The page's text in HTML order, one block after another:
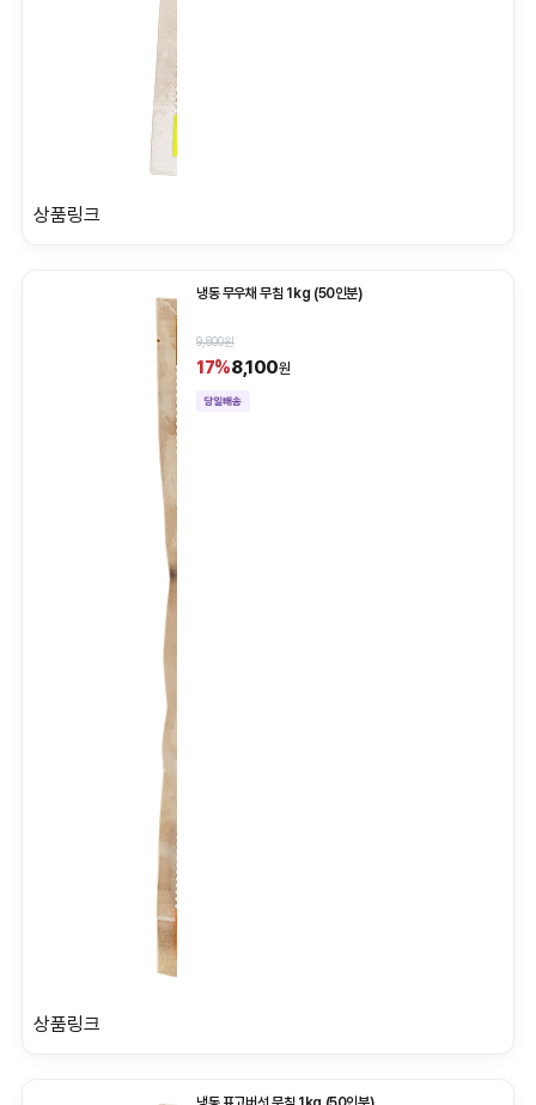
상품링크
냉동 무우채 무침 1kg (50인분)
9,800원
17%8,100원
상품링크